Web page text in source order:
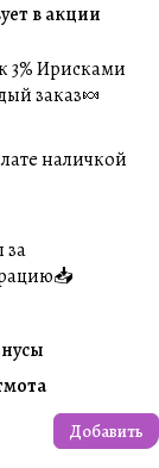
в акции
3% Ирисками
заказ🍬
наличкой
за
Добавить